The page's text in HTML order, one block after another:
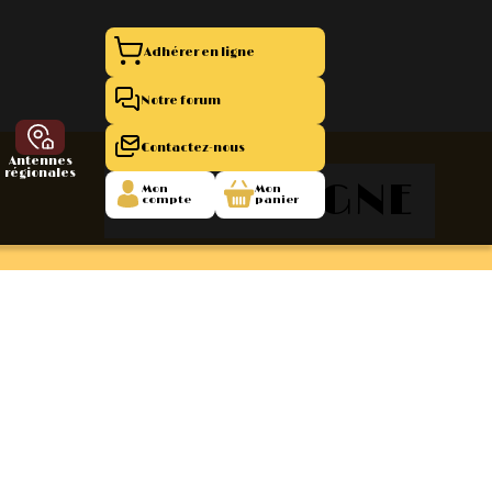
Antennes
régionales
Adhérer en ligne
Notre forum
Contactez-nous
Mon
compte
Mon
panier
CHAMPAGNE